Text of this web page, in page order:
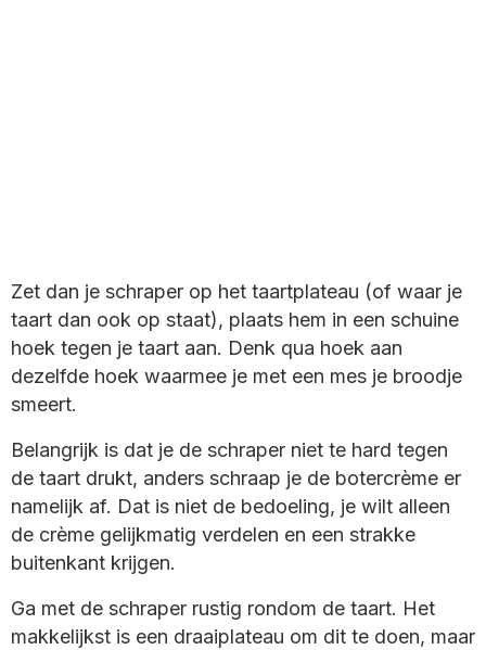
Zet dan je schraper op het taartplateau (of waar je
taart dan ook op staat), plaats hem in een schuine
hoek tegen je taart aan. Denk qua hoek aan
dezelfde hoek waarmee je met een mes je broodje
smeert.
Belangrijk is dat je de schraper niet te hard tegen
de taart drukt, anders schraap je de botercrème er
namelijk af. Dat is niet de bedoeling, je wilt alleen
de crème gelijkmatig verdelen en een strakke
buitenkant krijgen.
Ga met de schraper rustig rondom de taart. Het
makkelijkst is een draaiplateau om dit te doen, maar